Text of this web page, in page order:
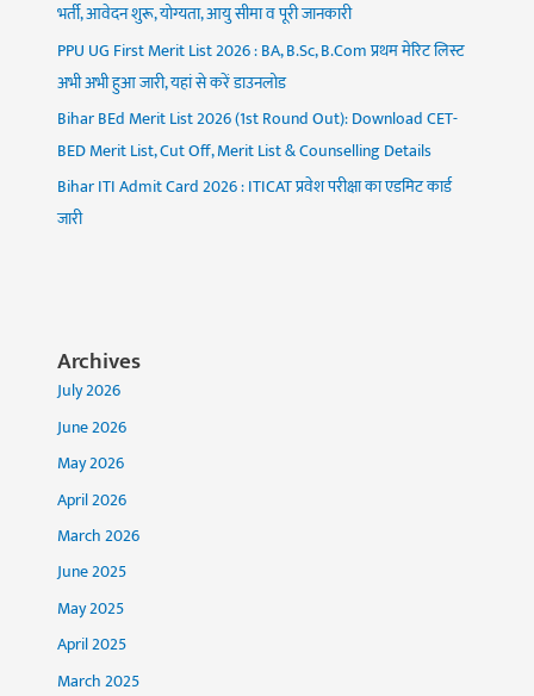
भर्ती, आवेदन शुरू, योग्यता, आयु सीमा व पूरी जानकारी
PPU UG First Merit List 2026 : BA, B.Sc, B.Com प्रथम मेरिट लिस्ट
अभी अभी हुआ जारी, यहां से करें डाउनलोड
Bihar BEd Merit List 2026 (1st Round Out): Download CET-
BED Merit List, Cut Off, Merit List & Counselling Details
Bihar ITI Admit Card 2026 : ITICAT प्रवेश परीक्षा का एडमिट कार्ड
जारी
Archives
July 2026
June 2026
May 2026
April 2026
March 2026
June 2025
May 2025
April 2025
March 2025